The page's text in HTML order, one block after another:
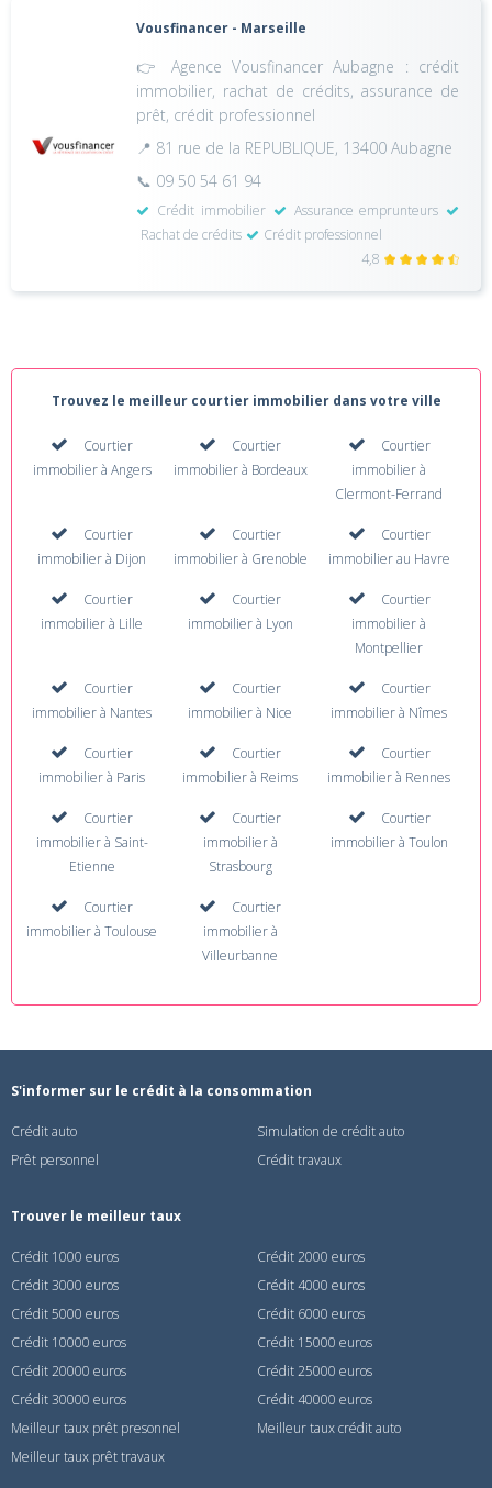
Vousfinancer - Marseille
👉 Agence Vousfinancer Aubagne : crédit
immobilier, rachat de crédits, assurance de
prêt, crédit professionnel
📍 81 rue de la REPUBLIQUE, 13400 Aubagne
📞 09 50 54 61 94
Crédit immobilier
Assurance emprunteurs
Rachat de crédits
Crédit professionnel
4,8
Trouvez le meilleur courtier immobilier dans votre ville
Courtier
immobilier à Angers
Courtier
immobilier à Bordeaux
Courtier
immobilier à
Clermont-Ferrand
Courtier
immobilier à Dijon
Courtier
immobilier à Grenoble
Courtier
immobilier au Havre
Courtier
immobilier à Lille
Courtier
immobilier à Lyon
Courtier
immobilier à
Montpellier
Courtier
immobilier à Nantes
Courtier
immobilier à Nice
Courtier
immobilier à Nîmes
Courtier
immobilier à Paris
Courtier
immobilier à Reims
Courtier
immobilier à Rennes
Courtier
immobilier à Saint-
Etienne
Courtier
immobilier à
Strasbourg
Courtier
immobilier à Toulon
Courtier
immobilier à Toulouse
Courtier
immobilier à
Villeurbanne
S'informer sur le crédit à la consommation
Crédit auto
Simulation de crédit auto
Prêt personnel
Crédit travaux
Trouver le meilleur taux
Crédit 1000 euros
Crédit 2000 euros
Crédit 3000 euros
Crédit 4000 euros
Crédit 5000 euros
Crédit 6000 euros
Crédit 10000 euros
Crédit 15000 euros
Crédit 20000 euros
Crédit 25000 euros
Crédit 30000 euros
Crédit 40000 euros
Meilleur taux prêt presonnel
Meilleur taux crédit auto
Meilleur taux prêt travaux